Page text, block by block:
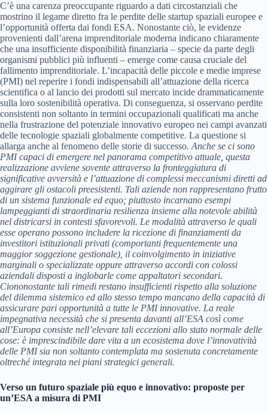
C’è una carenza preoccupante riguardo a dati circostanziali che
mostrino il legame diretto fra le perdite delle startup spaziali europee e
l’opportunità offerta dai fondi ESA. Nonostante ciò, le evidenze
provenienti dall’arena imprenditoriale moderna indicano chiaramente
che una insufficiente disponibilità finanziaria – specie da parte degli
organismi pubblici più influenti – emerge come causa cruciale del
fallimento imprenditoriale. L’incapacità delle piccole e medie imprese
(PMI) nel reperire i fondi indispensabili all’attuazione della ricerca
scientifica o al lancio dei prodotti sul mercato incide drammaticamente
sulla loro sostenibilità operativa. Di conseguenza, si osservano perdite
consistenti non soltanto in termini occupazionali qualificati ma anche
nella frustrazione del potenziale innovativo europeo nei campi avanzati
delle tecnologie spaziali globalmente competitive. La questione si
allarga anche al fenomeno delle storie di successo. Anche se ci sono
PMI capaci di emergere nel panorama competitivo attuale, questa
realizzazione avviene sovente attraverso la fronteggiatura di
significative avversità e l’attuazione di complessi meccanismi diretti ad
aggirare gli ostacoli preesistenti. Tali aziende non rappresentano frutto
di un sistema funzionale ed equo; piuttosto incarnano esempi
lampeggianti di straordinaria resilienza insieme alla notevole abilità
nel districarsi in contesti sfavorevoli. Le modalità attraverso le quali
esse operano possono includere la ricezione di finanziamenti da
investitori istituzionali privati (comportanti frequentemente una
maggior soggezione gestionale), il coinvolgimento in iniziative
marginali o specializzate oppure attraverso accordi con colossi
aziendali disposti a inglobarle come appaltatori secondari.
Ciononostante tali rimedi restano insufficienti rispetto alla soluzione
del dilemma sistemico ed allo stesso tempo mancano della capacità di
assicurare pari opportunità a tutte le PMI innovative. La reale
impegnativa necessità che si presenta davanti all’ESA così come
all’Europa consiste nell’elevare tali eccezioni allo stato normale delle
cose: è imprescindibile dare vita a un ecosistema dove l’innovatività
delle PMI sia non soltanto contemplata ma sostenuta concretamente
oltreché integrata nei piani strategici generali.
Verso un futuro spaziale più equo e innovativo: proposte per
un’ESA a misura di PMI